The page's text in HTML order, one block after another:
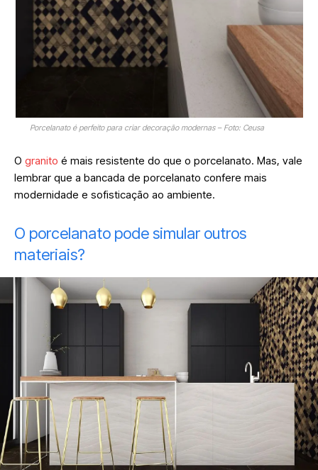
Porcelanato é perfeito para criar decoração modernas – Foto: Ceusa
O granito é mais resistente do que o porcelanato. Mas, vale
lembrar que a bancada de porcelanato confere mais
modernidade e sofisticação ao ambiente.
O porcelanato pode simular outros
materiais?